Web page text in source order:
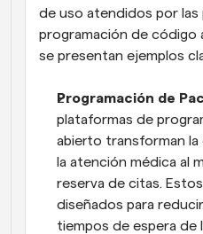
de uso atendidos por las
programación de código
se presentan ejemplos
Programación de
plataformas de
abierto transforman
la atención médica al
reserva de citas.
diseñados para
tiempos de espera de